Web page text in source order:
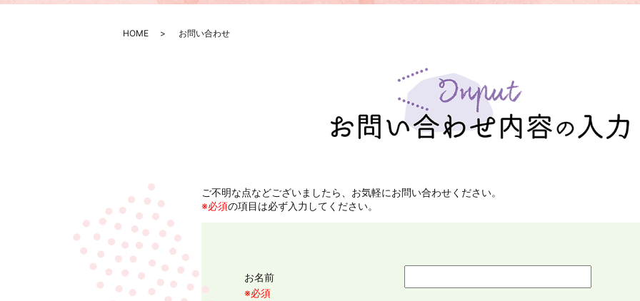
HOME お問い合わせ
ご不明な点などございましたら、お気軽にお問い合わせください。
※必須の項目は必ず入力してください。
お名前
※必須